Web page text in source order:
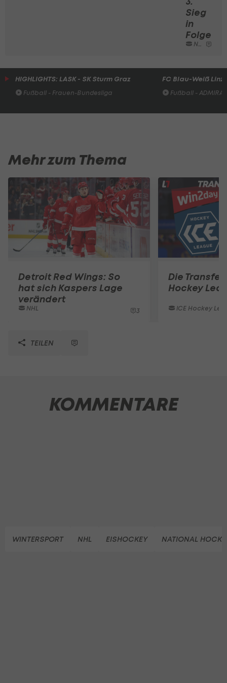
Sieg
in
Folge
NHL
HIGHLIGHTS: LASK - SK Sturm Graz
Fußball - Frauen-Bundesliga
FC Blau-Weiß Linz
Fußball -
Mehr zum Thema
Detroit Red Wings: So
hat sich Kaspers Lage
verändert
NHL 3
Die
Hockey
ICE Hockey
TEILEN
KOMMENTARE
WINTERSPORT NHL EISHOCKEY NATIONAL